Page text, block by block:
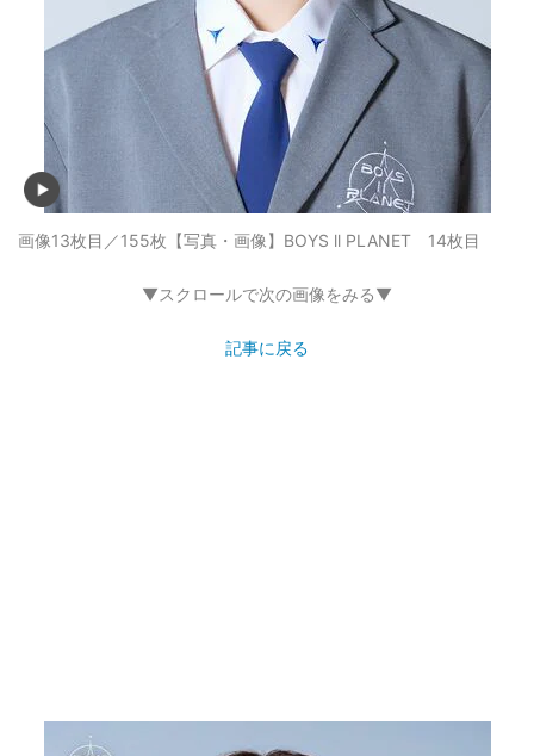
画像13枚目／155枚 【写真・画像】BOYS ll PLANET 14枚目
▼スクロールで次の画像をみる▼
記事に戻る